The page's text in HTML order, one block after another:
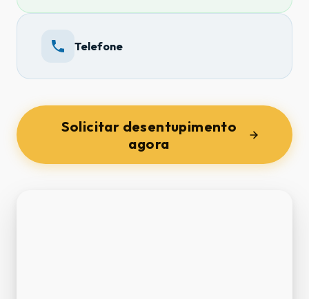
Telefone
Solicitar desentupimento
agora